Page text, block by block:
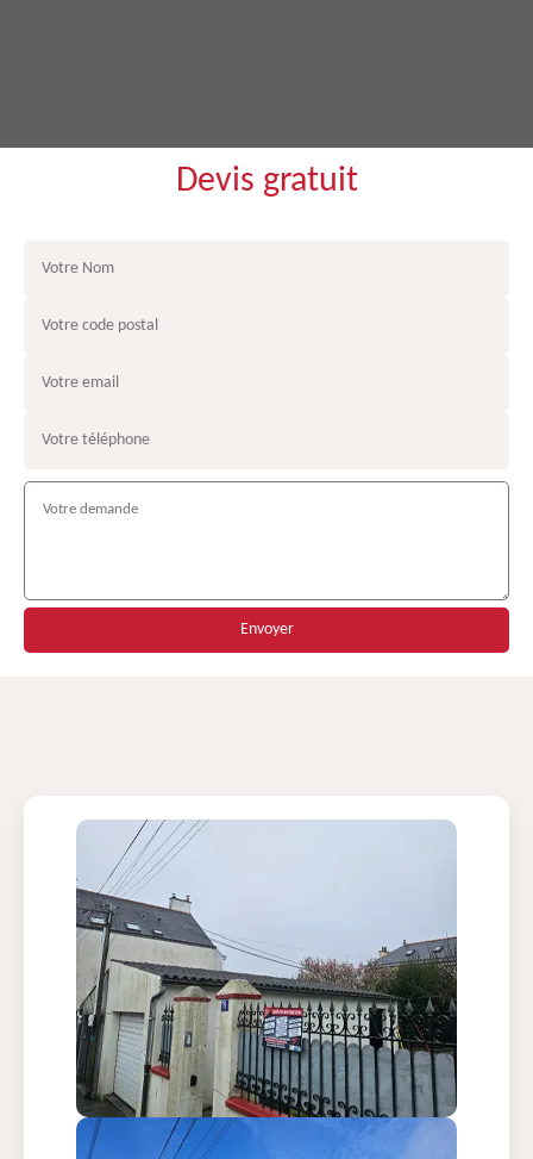
Devis gratuit